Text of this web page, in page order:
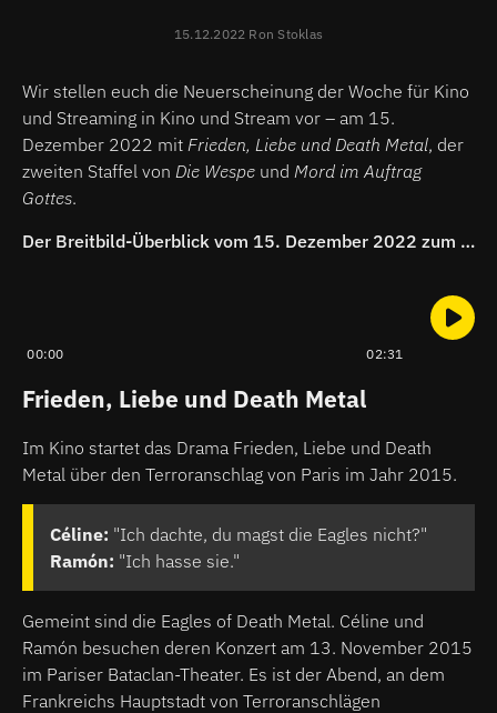
15.12.2022 Ron Stoklas
Wir stellen euch die Neuerscheinung der Woche für Kino
und Streaming in Kino und Stream vor – am 15.
Dezember 2022 mit Frieden, Liebe und Death Metal, der
zweiten Staffel von Die Wespe und Mord im Auftrag
Gottes.
Der Breitbild-Überblick vom 15. Dezember 2022 zum Anhören:
00:00 02:31
Frieden, Liebe und Death Metal
Im Kino startet das Drama Frieden, Liebe und Death
Metal über den Terroranschlag von Paris im Jahr 2015.
Céline: "Ich dachte, du magst die Eagles nicht?"
Ramón: "Ich hasse sie."
Gemeint sind die Eagles of Death Metal. Céline und
Ramón besuchen deren Konzert am 13. November 2015
im Pariser Bataclan-Theater. Es ist der Abend, an dem
Frankreichs Hauptstadt von Terroranschlägen